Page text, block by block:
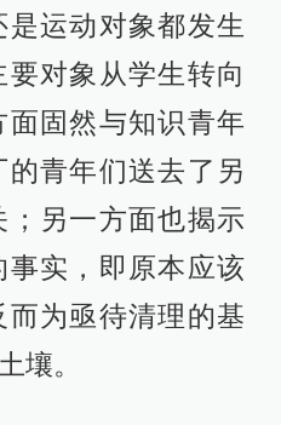
运动对象都发生
对象从学生转向
固然与知识青年
青年们送去了另
另一方面也揭示
实，即原本应该
为亟待清理的基
壤。